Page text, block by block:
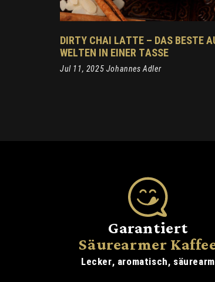
DIRTY CHAI LATTE – DAS BESTE
WELTEN IN EINER TASSE
Jul 11, 2025 Johannes Adler
Garantiert
Säurearmer
Lecker, aromatisch, säurearm